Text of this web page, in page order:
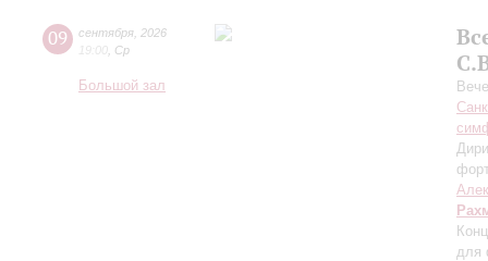
09 сентября 2026
19:00 Ср
Большой зал
для